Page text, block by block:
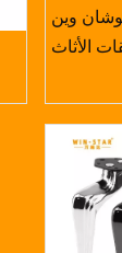
وين
الأثاث